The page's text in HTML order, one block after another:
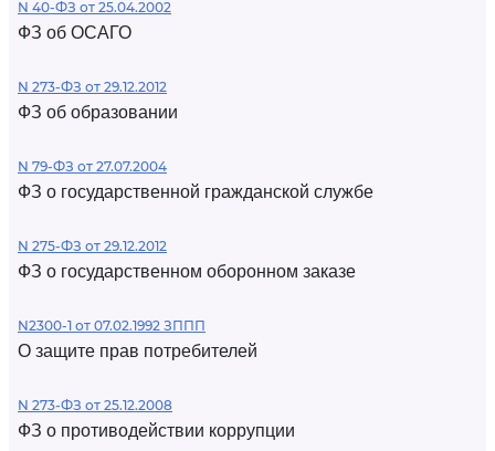
N 40-ФЗ от 25.04.2002
ФЗ об ОСАГО
N 273-ФЗ от 29.12.2012
ФЗ об образовании
N 79-ФЗ от 27.07.2004
ФЗ о государственной гражданской службе
N 275-ФЗ от 29.12.2012
ФЗ о государственном оборонном заказе
N2300-1 от 07.02.1992 ЗППП
О защите прав потребителей
N 273-ФЗ от 25.12.2008
ФЗ о противодействии коррупции